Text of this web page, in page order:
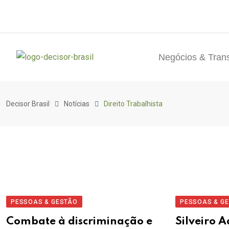
Negócios &
Decisor Brasil Notícias Direito Trabalhista
PESSOAS & GESTÃO
Combate à discriminação e
PESSOAS &
Silveiro